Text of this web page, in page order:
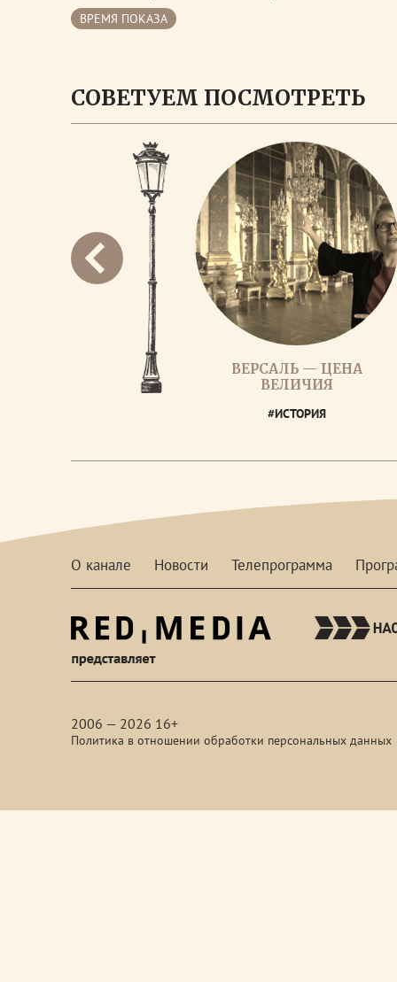
ВРЕМЯ ПОКАЗА
СОВЕТУЕМ ПОСМОТРЕТЬ
ВЕРСАЛЬ — ЦЕНА
ВЕЛИЧИЯ
#ИСТОРИЯ
О канале Новости Телепрограмма
2006 — 2026 16+
Политика в отношении обработки персональных данных